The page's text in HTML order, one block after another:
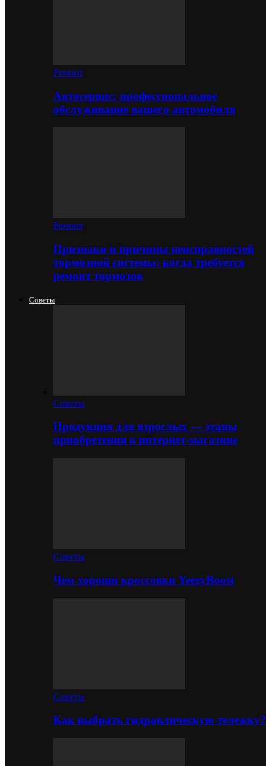
Ремонт
Автосервис: профессиональное
обслуживание вашего автомобиля
Ремонт
Признаки и причины неисправностей
тормозной системы: когда требуется
ремонт тормозов
Советы
Советы
Продукция для взрослых — этапы
приобретения в интернет-магазине
Советы
Чем хороши кроссовки YeezyBoost
Советы
Как выбрать гидравлическую тележку?